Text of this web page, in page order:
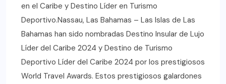
en el Caribe y Destino Líder en Turismo
Deportivo.Nassau, Las Bahamas – Las Islas de Las
Bahamas han sido nombradas Destino Insular de Lujo
Líder del Caribe 2024 y Destino de Turismo
Deportivo Líder del Caribe 2024 por los prestigiosos
World Travel Awards. Estos prestigiosos galardones